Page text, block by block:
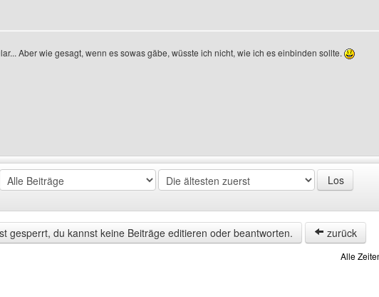
Aber wie gesagt, wenn es sowas gäbe, wüsste ich nicht, wie ich es einbinden sollte.
teddy-sunny
gesperrt, du kannst keine Beiträge editieren oder beantworten. zurück
Alle